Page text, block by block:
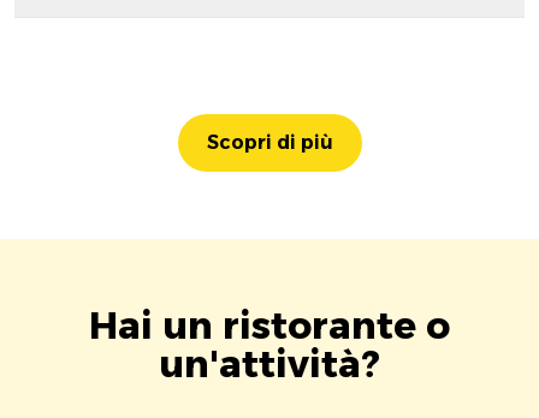
Scopri di più
Hai un ristorante o
un'attività?